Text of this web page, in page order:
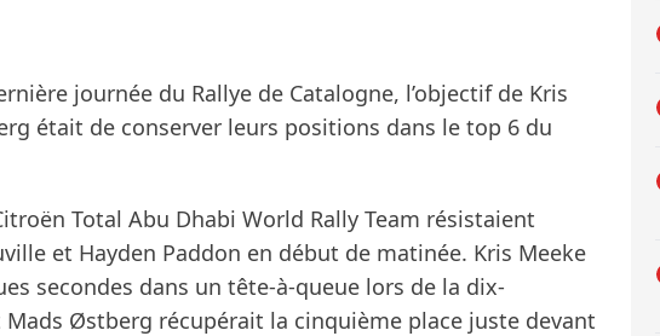
journée du Rallye de Catalogne, l’objectif de Kris
était de conserver leurs positions dans le top 6 du
Total Abu Dhabi World Rally Team résistaient
et Hayden Paddon en début de matinée. Kris Meeke
secondes dans un tête-à-queue lors de la dix-
Mads Østberg récupérait la cinquième place juste devant